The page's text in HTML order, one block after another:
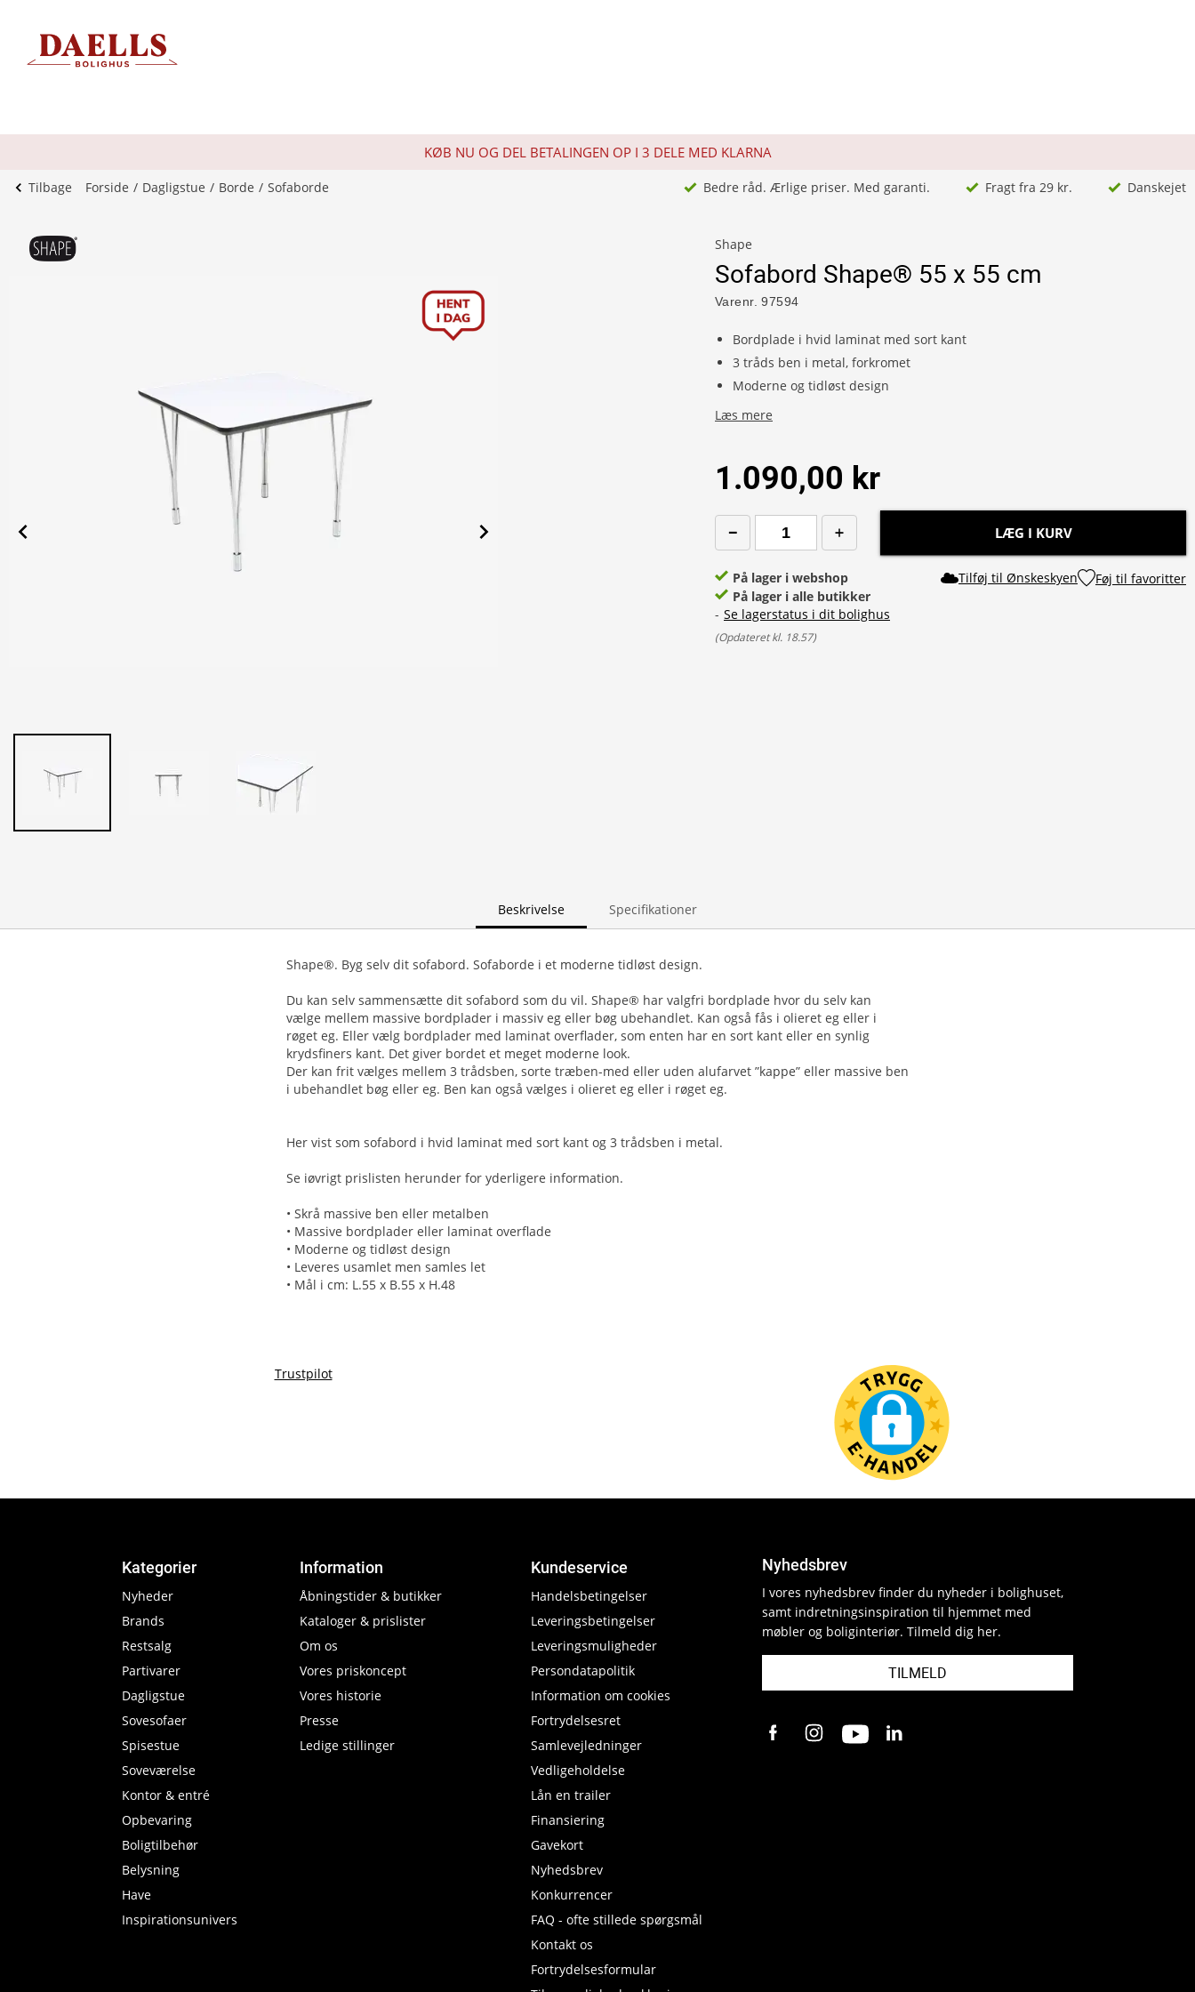
KØB NU OG DEL BETALINGEN OP I 3 DELE MED KLARNA
Tilbage Forside Dagligstue Borde Sofaborde Bedre råd. Ærlige priser. Med garanti. Fragt fra 29 kr. Danskejet
Shape
Sofabord Shape® 55 x 55 cm
Varenr. 97594
Bordplade i hvid laminat med sort kant
3 tråds ben i metal, forkromet
Moderne og tidløst design
Læs mere
1.090,00 kr
LÆG I KURV
På lager i webshop
På lager i alle butikker
- Se lagerstatus i dit bolighus
(Opdateret kl. 18.57)
Tilføj til Ønskeskyen Føj til favoritter
Beskrivelse Specifikationer
Shape®. Byg selv dit sofabord. Sofaborde i et moderne tidløst design.
Du kan selv sammensætte dit sofabord som du vil. Shape® har valgfri bordplade hvor du selv kan
vælge mellem massive bordplader i massiv eg eller bøg ubehandlet. Kan også fås i olieret eg eller i
røget eg. Eller vælg bordplader med laminat overflader, som enten har en sort kant eller en synlig
krydsfiners kant. Det giver bordet et meget moderne look.
Der kan frit vælges mellem 3 trådsben, sorte træben-med eller uden alufarvet ”kappe” eller massive ben
i ubehandlet bøg eller eg. Ben kan også vælges i olieret eg eller i røget eg.
Her vist som sofabord i hvid laminat med sort kant og 3 trådsben i metal.
Se iøvrigt prislisten herunder for yderligere information.
• Skrå massive ben eller metalben
• Massive bordplader eller laminat overflade
• Moderne og tidløst design
• Leveres usamlet men samles let
• Mål i cm: L.55 x B.55 x H.48
Trustpilot
Kategorier
Nyheder
Brands
Restsalg
Partivarer
Dagligstue
Sovesofaer
Spisestue
Soveværelse
Kontor & entré
Opbevaring
Boligtilbehør
Belysning
Have
Inspirationsunivers
Information
Åbningstider & butikker
Kataloger & prislister
Om os
Vores priskoncept
Vores historie
Presse
Ledige stillinger
Kundeservice
Handelsbetingelser
Leveringsbetingelser
Leveringsmuligheder
Persondatapolitik
Information om cookies
Fortrydelsesret
Samlevejledninger
Vedligeholdelse
Lån en trailer
Finansiering
Gavekort
Nyhedsbrev
Konkurrencer
FAQ - ofte stillede spørgsmål
Kontakt os
Fortrydelsesformular
Nyhedsbrev
I vores nyhedsbrev finder du nyheder i bolighuset,
samt indretningsinspiration til hjemmet med
møbler og boliginteriør. Tilmeld dig her.
TILMELD